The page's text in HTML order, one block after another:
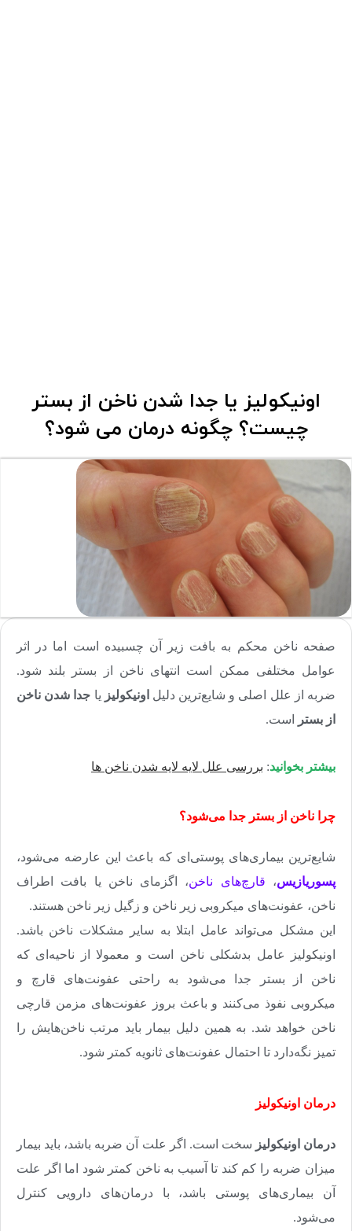
اونیکولیز یا جدا شدن ناخن از بستر
چیست؟ چگونه درمان می شود؟
صفحه ناخن محکم به بافت زیر آن چسبیده است اما در اثر
عوامل مختلفی ممکن است انتهای ناخن از بستر بلند شود.
ضربه از علل اصلی و شایع‌ترین دلیل اونیکولیز یا جدا شدن ناخن
از بستر
است.
بیشتر بخوانید: بررسی علل لایه لایه شدن ناخن ها
چرا ناخن از بستر جدا می‌شود؟
شایع‌ترین بیماری‌های پوستی‌ای که باعث این عارضه می‌شود،
پسوریازیس، قارچ‌های ناخن، اگزمای ناخن یا بافت اطراف
ناخن، عفونت‌های میکروبی زیر ناخن و زگیل زیر ناخن هستند.
این مشکل می‌تواند عامل ابتلا به سایر مشکلات ناخن باشد.
اونیکولیز عامل بدشکلی ناخن است و معمولا از ناحیه‌ای که
ناخن از بستر جدا می‌شود به راحتی عفونت‌های قارچ و
میکروبی نفوذ می‌کنند و باعث بروز عفونت‌های مزمن قارچی
ناخن خواهد شد. به همین دلیل بیمار باید مرتب ناخن‌هایش را
تمیز نگه‌دارد تا احتمال عفونت‌های ثانویه کمتر شود.
درمان اونیکولیز
درمان اونیکولیز سخت است. اگر علت آن ضربه باشد، باید بیمار
میزان ضربه را کم کند تا آسیب به ناخن کمتر شود اما اگر علت
آن بیماری‌های پوستی باشد، با درمان‌های دارویی کنترل
می‌شود.